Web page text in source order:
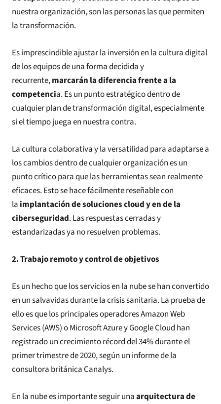
nuestra organización, son las personas las que permiten
la transformación.
Es imprescindible ajustar la inversión en la cultura digital
de los equipos de una forma decidida y
recurrente,marcarán la diferencia frente a la
competencia. Es un punto estratégico dentro de
cualquier plan de transformación digital, especialmente
si el tiempo juega en nuestra contra.
La cultura colaborativa y la versatilidad para adaptarse a
los cambios dentro de cualquier organización es un
punto crítico para que las herramientas sean realmente
eficaces. Esto se hace fácilmente reseñable con
la implantación de soluciones cloud y en de la
ciberseguridad. Las respuestas cerradas y
estandarizadas ya no resuelven problemas.
2. Trabajo remoto y control de objetivos
Es un hecho que los servicios en la nube se han convertido
en un salvavidas durante la crisis sanitaria. La prueba de
ello es que los principales operadores Amazon Web
Services (AWS) o Microsoft Azure y Google Cloud han
registrado un crecimiento récord del 34% durante el
primer trimestre de 2020, según un informe de la
consultora británica Canalys.
En la nube es importante seguir unaarquitectura de